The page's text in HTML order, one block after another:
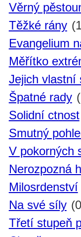
Věrný
Těžké rány
Evangelium
Měřítko
Jejich vlastní
Špatné rady
Solidní ctnost
Smutný
V pokorných
Nerozpozná
Milosrdenství
Na své síly
Třetí stupeň